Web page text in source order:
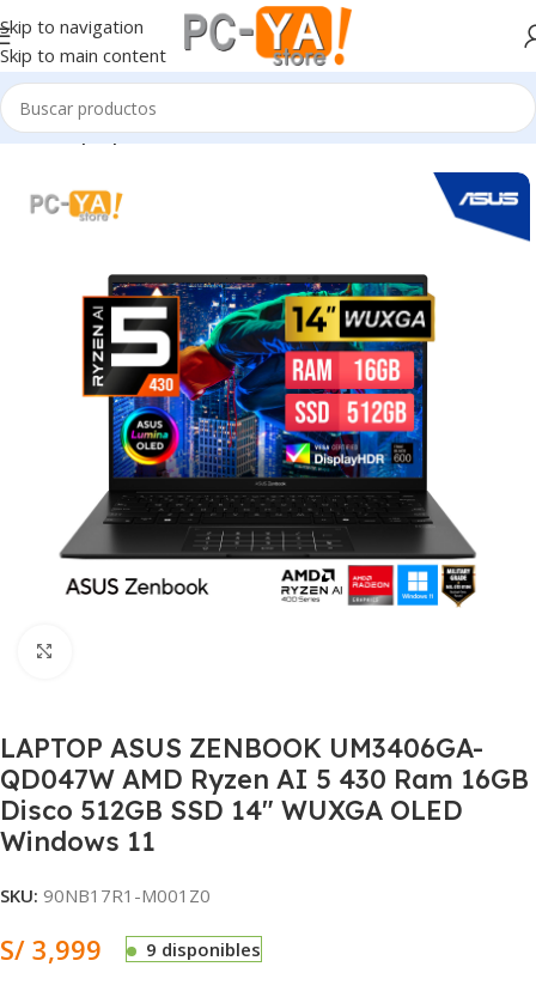
Skip to navigation
Skip to main content
Inicio Laptop’s
LAPTOP ASUS ZENBOOK UM3406GA-
QD047W AMD Ryzen AI 5 430 Ram 16GB
Disco 512GB SSD 14″ WUXGA OLED
Windows 11
SKU: 90NB17R1-M001Z0
S/ 3,999 9 disponibles